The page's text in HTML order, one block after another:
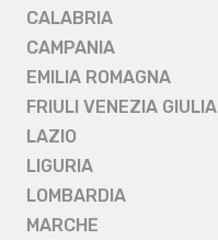
CALABRIA
CAMPANIA
EMILIA ROMAGNA
FRIULI VENEZIA GIULIA
LAZIO
LIGURIA
LOMBARDIA
MARCHE